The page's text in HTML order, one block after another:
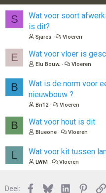
S
Wat voor soort
is dit?
Sjares Vloeren
E Wat voor vloer is
Elu Bouw. Vloeren
B
Wat is de norm voor
nieuwbouw ?
Bn12 Vloeren
B Wat voor hout is dit
Blueone Vloeren
L Wat voor kit tussen
LWM Vloeren
Deel: Facebook
BlueskyLinkedIn